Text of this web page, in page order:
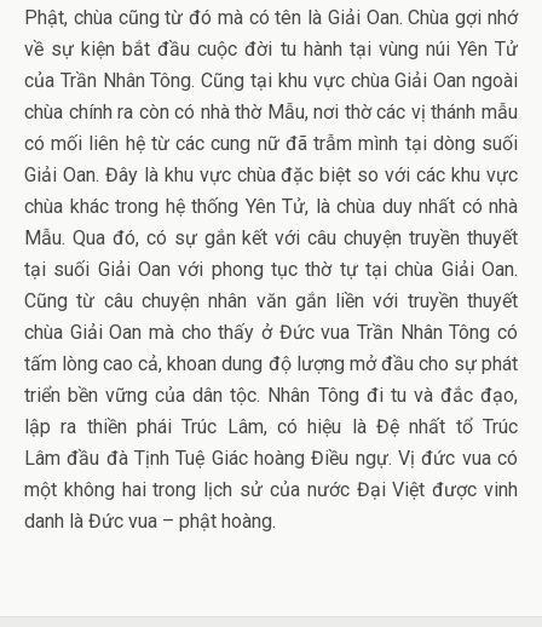
Phật, chùa cũng từ đó mà có tên là Giải Oan. Chùa gợi nhớ
về sự kiện bắt đầu cuộc đời tu hành tại vùng núi Yên Tử
của Trần Nhân Tông. Cũng tại khu vực chùa Giải Oan ngoài
chùa chính ra còn có nhà thờ Mẫu, nơi thờ các vị thánh mẫu
có mối liên hệ từ các cung nữ đã trẫm mình tại dòng suối
Giải Oan. Đây là khu vực chùa đặc biệt so với các khu vực
chùa khác trong hệ thống Yên Tử, là chùa duy nhất có nhà
Mẫu. Qua đó, có sự gắn kết với câu chuyện truyền thuyết
tại suối Giải Oan với phong tục thờ tự tại chùa Giải Oan.
Cũng từ câu chuyện nhân văn gắn liền với truyền thuyết
chùa Giải Oan mà cho thấy ở Đức vua Trần Nhân Tông có
tấm lòng cao cả, khoan dung độ lượng mở đầu cho sự phát
triển bền vững của dân tộc. Nhân Tông đi tu và đắc đạo,
lập ra thiền phái Trúc Lâm, có hiệu là Đệ nhất tổ Trúc
Lâm đầu đà Tịnh Tuệ Giác hoàng Điều ngự. Vị đức vua có
một không hai trong lịch sử của nước Đại Việt được vinh
danh là Đức vua – phật hoàng.